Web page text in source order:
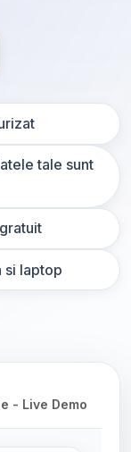
tale sunt
laptop
- Live Demo